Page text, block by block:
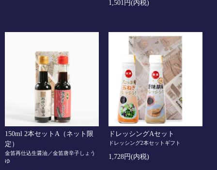
1,501円(内税)
150ml 2本セットA（ネット限
定）
金笛再仕込生醤油／金笛唐辛子しょう
ゆ
ドレッシングAセット
ドレッシング2本セットギフト
1,728円(内税)